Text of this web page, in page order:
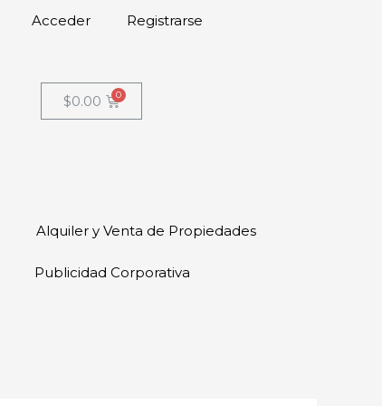
Acceder Registrarse
$0.00
Alquiler y Venta de Propiedades
Publicidad Corporativa